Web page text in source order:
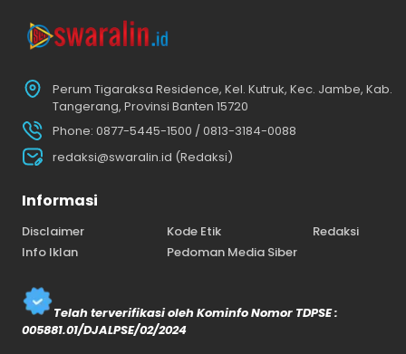
Perum Tigaraksa Residence, Kel. Kutruk, Kec. Jambe, Kab.
Tangerang, Provinsi Banten 15720
Phone: 0877-5445-1500 / 0813-3184-0088
redaksi@swaralin.id (Redaksi)
Informasi
Disclaimer Kode Etik
Redaksi
Info Iklan
Pedoman Media Siber
Telah terverifikasi oleh Kominfo Nomor TDPSE :
005881.01/DJALPSE/02/2024